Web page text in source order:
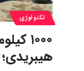
تکنولوژی